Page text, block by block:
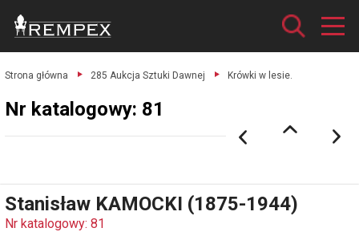
Strona główna 285 Aukcja Sztuki Dawnej Krówki w lesie.
Nr katalogowy: 81
Stanisław KAMOCKI (1875-1944)
Nr katalogowy: 81